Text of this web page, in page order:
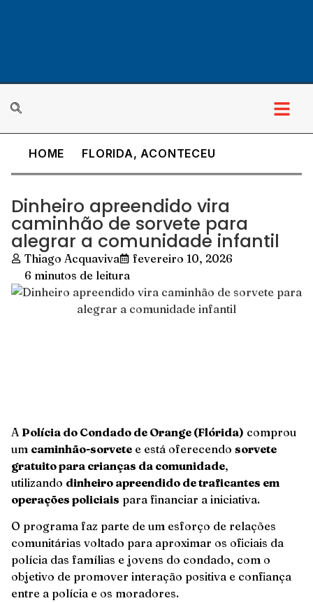
HOME FLORIDA,ACONTECEU
Dinheiro apreendido vira
caminhão de sorvete para
alegrar a comunidade infantil
Thiago Acquaviva
fevereiro 10, 2026
6 minutos de leitura
A Polícia do Condado de Orange (Flórida) comprou
um caminhão-sorvete e está oferecendo sorvete
gratuito para crianças da comunidade,
utilizando dinheiro apreendido de traficantes em
operações policiais para financiar a iniciativa.
O programa faz parte de um esforço de relações
comunitárias voltado para aproximar os oficiais da
polícia das famílias e jovens do condado, com o
objetivo de promover interação positiva e confiança
entre a polícia e os moradores.